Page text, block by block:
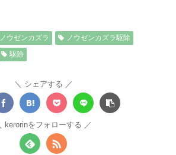
ノウゼンカズラ
ノウゼンカズラ駆除
駆除
シェアする
kerorinをフォローする